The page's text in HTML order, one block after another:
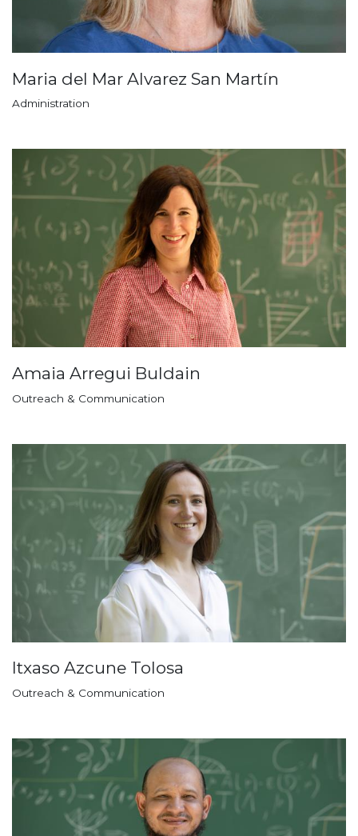
Maria del Mar Alvarez San Martín
Administration
Amaia Arregui Buldain
Outreach & Communication
Itxaso Azcune Tolosa
Outreach & Communication